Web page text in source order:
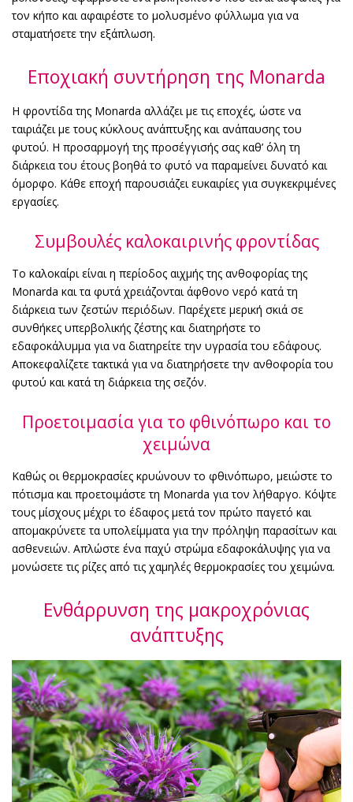
τον κήπο και αφαιρέστε το μολυσμένο φύλλωμα για να
σταματήσετε την εξάπλωση.
Εποχιακή συντήρηση της Monarda
Η φροντίδα της Monarda αλλάζει με τις εποχές, ώστε να
ταιριάζει με τους κύκλους ανάπτυξης και ανάπαυσης του
φυτού. Η προσαρμογή της προσέγγισής σας καθ’ όλη τη
διάρκεια του έτους βοηθά το φυτό να παραμείνει δυνατό και
όμορφο. Κάθε εποχή παρουσιάζει ευκαιρίες για συγκεκριμένες
εργασίες.
Συμβουλές καλοκαιρινής φροντίδας
Το καλοκαίρι είναι η περίοδος αιχμής της ανθοφορίας της
Monarda και τα φυτά χρειάζονται άφθονο νερό κατά τη
διάρκεια των ζεστών περιόδων. Παρέχετε μερική σκιά σε
συνθήκες υπερβολικής ζέστης και διατηρήστε το
εδαφοκάλυμμα για να διατηρείτε την υγρασία του εδάφους.
Αποκεφαλίζετε τακτικά για να διατηρήσετε την ανθοφορία του
φυτού και κατά τη διάρκεια της σεζόν.
Προετοιμασία για το φθινόπωρο και το
χειμώνα
Καθώς οι θερμοκρασίες κρυώνουν το φθινόπωρο, μειώστε το
πότισμα και προετοιμάστε τη Monarda για τον λήθαργο. Κόψτε
τους μίσχους μέχρι το έδαφος μετά τον πρώτο παγετό και
απομακρύνετε τα υπολείμματα για την πρόληψη παρασίτων και
ασθενειών. Απλώστε ένα παχύ στρώμα εδαφοκάλυψης για να
μονώσετε τις ρίζες από τις χαμηλές θερμοκρασίες του χειμώνα.
Ενθάρρυνση της μακροχρόνιας
ανάπτυξης